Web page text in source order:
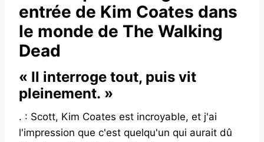
entrée de Kim Coates dans
le monde de The Walking
Dead
« Il interroge tout, puis vit
pleinement. »
. : Scott, Kim Coates est incroyable, et j'ai
l'impression que c'est quelqu'un qui aurait dû